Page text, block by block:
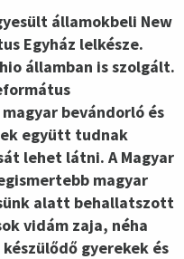
államokbeli New
Egyház lelkésze.
államban is szolgált.
bevándorló és
együtt tudnak
lehet látni. A Magyar
magyar
alatt behallatszott
vidám zaja, néha
gyerekek és